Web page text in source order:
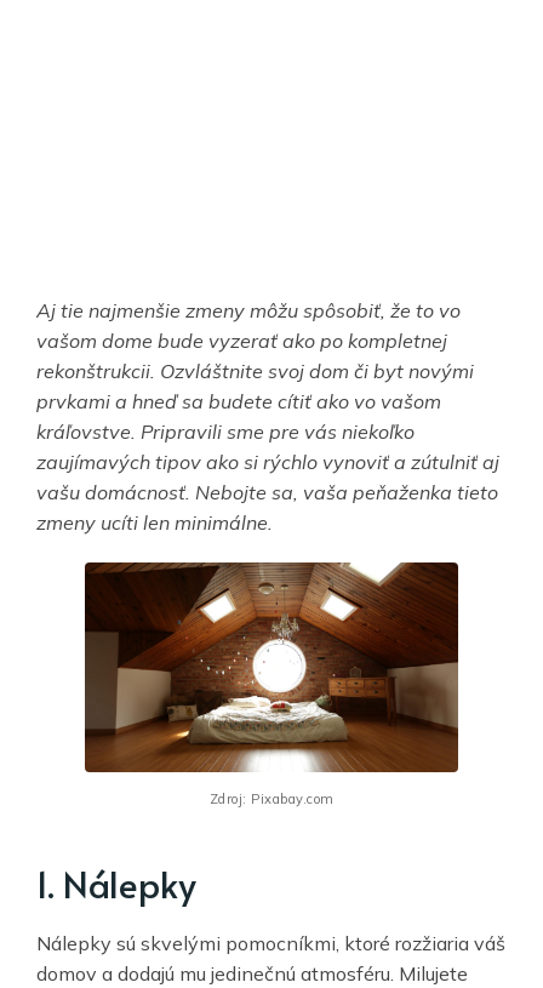
Aj tie najmenšie zmeny môžu spôsobiť, že to vo
vašom dome bude vyzerať ako po kompletnej
rekonštrukcii. Ozvláštnite svoj dom či byt novými
prvkami a hneď sa budete cítiť ako vo vašom
kráľovstve. Pripravili sme pre vás niekoľko
zaujímavých tipov ako si rýchlo vynoviť a zútulniť aj
vašu domácnosť. Nebojte sa, vaša peňaženka tieto
zmeny ucíti len minimálne.
Zdroj: Pixabay.com
1. Nálepky
Nálepky sú skvelými pomocníkmi, ktoré rozžiaria váš
domov a dodajú mu jedinečnú atmosféru. Milujete